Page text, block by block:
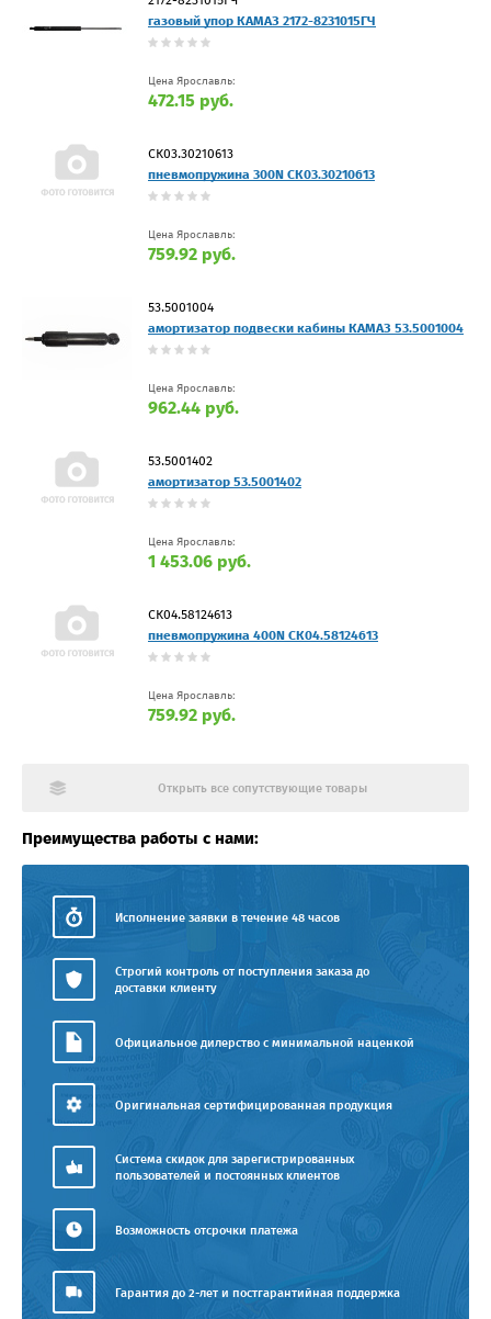
газовый упор КАМАЗ 2172-8231015ГЧ
Цена Ярославль:
472.15 руб.
СК03.30210613
пневмопружина 300N СК03.30210613
Цена Ярославль:
759.92 руб.
53.5001004
амортизатор подвески кабины КАМАЗ 53.5001004
Цена Ярославль:
962.44 руб.
53.5001402
амортизатор 53.5001402
Цена Ярославль:
1 453.06 руб.
СК04.58124613
пневмопружина 400N СК04.58124613
Цена Ярославль:
759.92 руб.
Открыть все сопутствующие товары
Преимущества работы с нами:
Исполнение заявки в течение 48 часов
Строгий контроль от поступления заказа до
доставки клиенту
Официальное дилерство с минимальной наценкой
Оригинальная сертифицированная продукция
Система скидок для зарегистрированных
пользователей и постоянных клиентов
Возможность отсрочки платежа
Гарантия до 2-лет и постгарантийная поддержка